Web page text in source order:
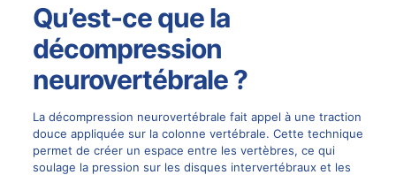
Qu’est-ce que la
décompression
neurovertébrale ?
La décompression neurovertébrale fait appel à une traction
douce appliquée sur la colonne vertébrale. Cette technique
permet de créer un espace entre les vertèbres, ce qui
soulage la pression sur les disques intervertébraux et les